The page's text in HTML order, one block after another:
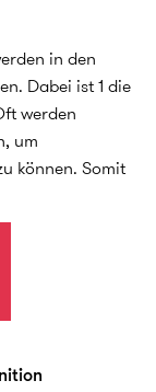
in den
Dabei ist 1 die
werden
um
können. Somit